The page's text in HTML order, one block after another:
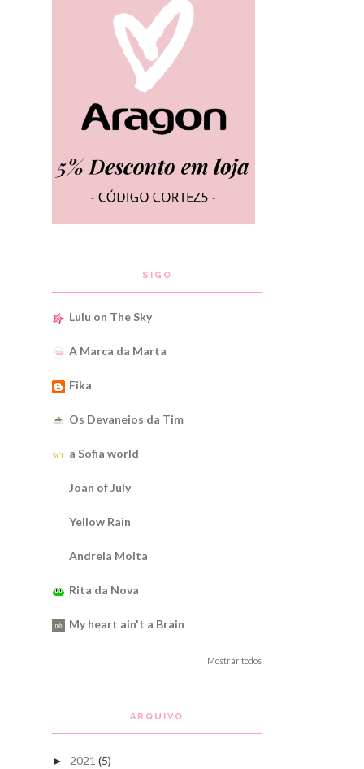
SIGO
Lulu on The Sky
A Marca da Marta
Fika
Os Devaneios da Tim
a Sofia world
Joan of July
Yellow Rain
Andreia Moita
Rita da Nova
My heart ain't a Brain
Mostrar todos
ARQUIVO
► 2021 (5)